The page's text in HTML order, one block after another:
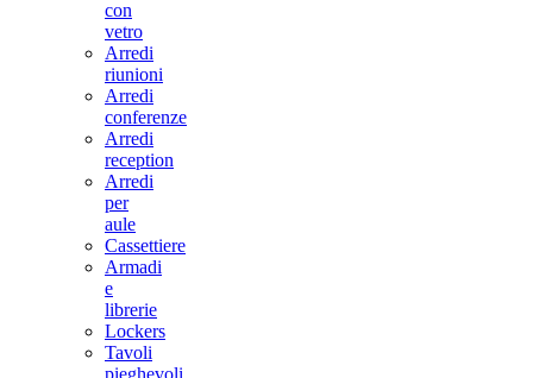
con
vetro
Arredi
riunioni
Arredi
conferenze
Arredi
reception
Arredi
per
aule
Cassettiere
Armadi
e
librerie
Lockers
Tavoli
pieghevoli